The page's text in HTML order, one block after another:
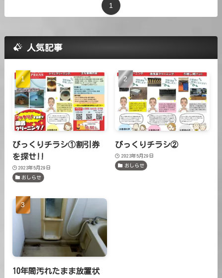
1
人気記事
びっくりチラシ①割引券
を探せ!!
2023年5月29日
おしらせ
びっくりチラシ②
2023年5月29日
おしらせ
10年間汚れたまま放置状